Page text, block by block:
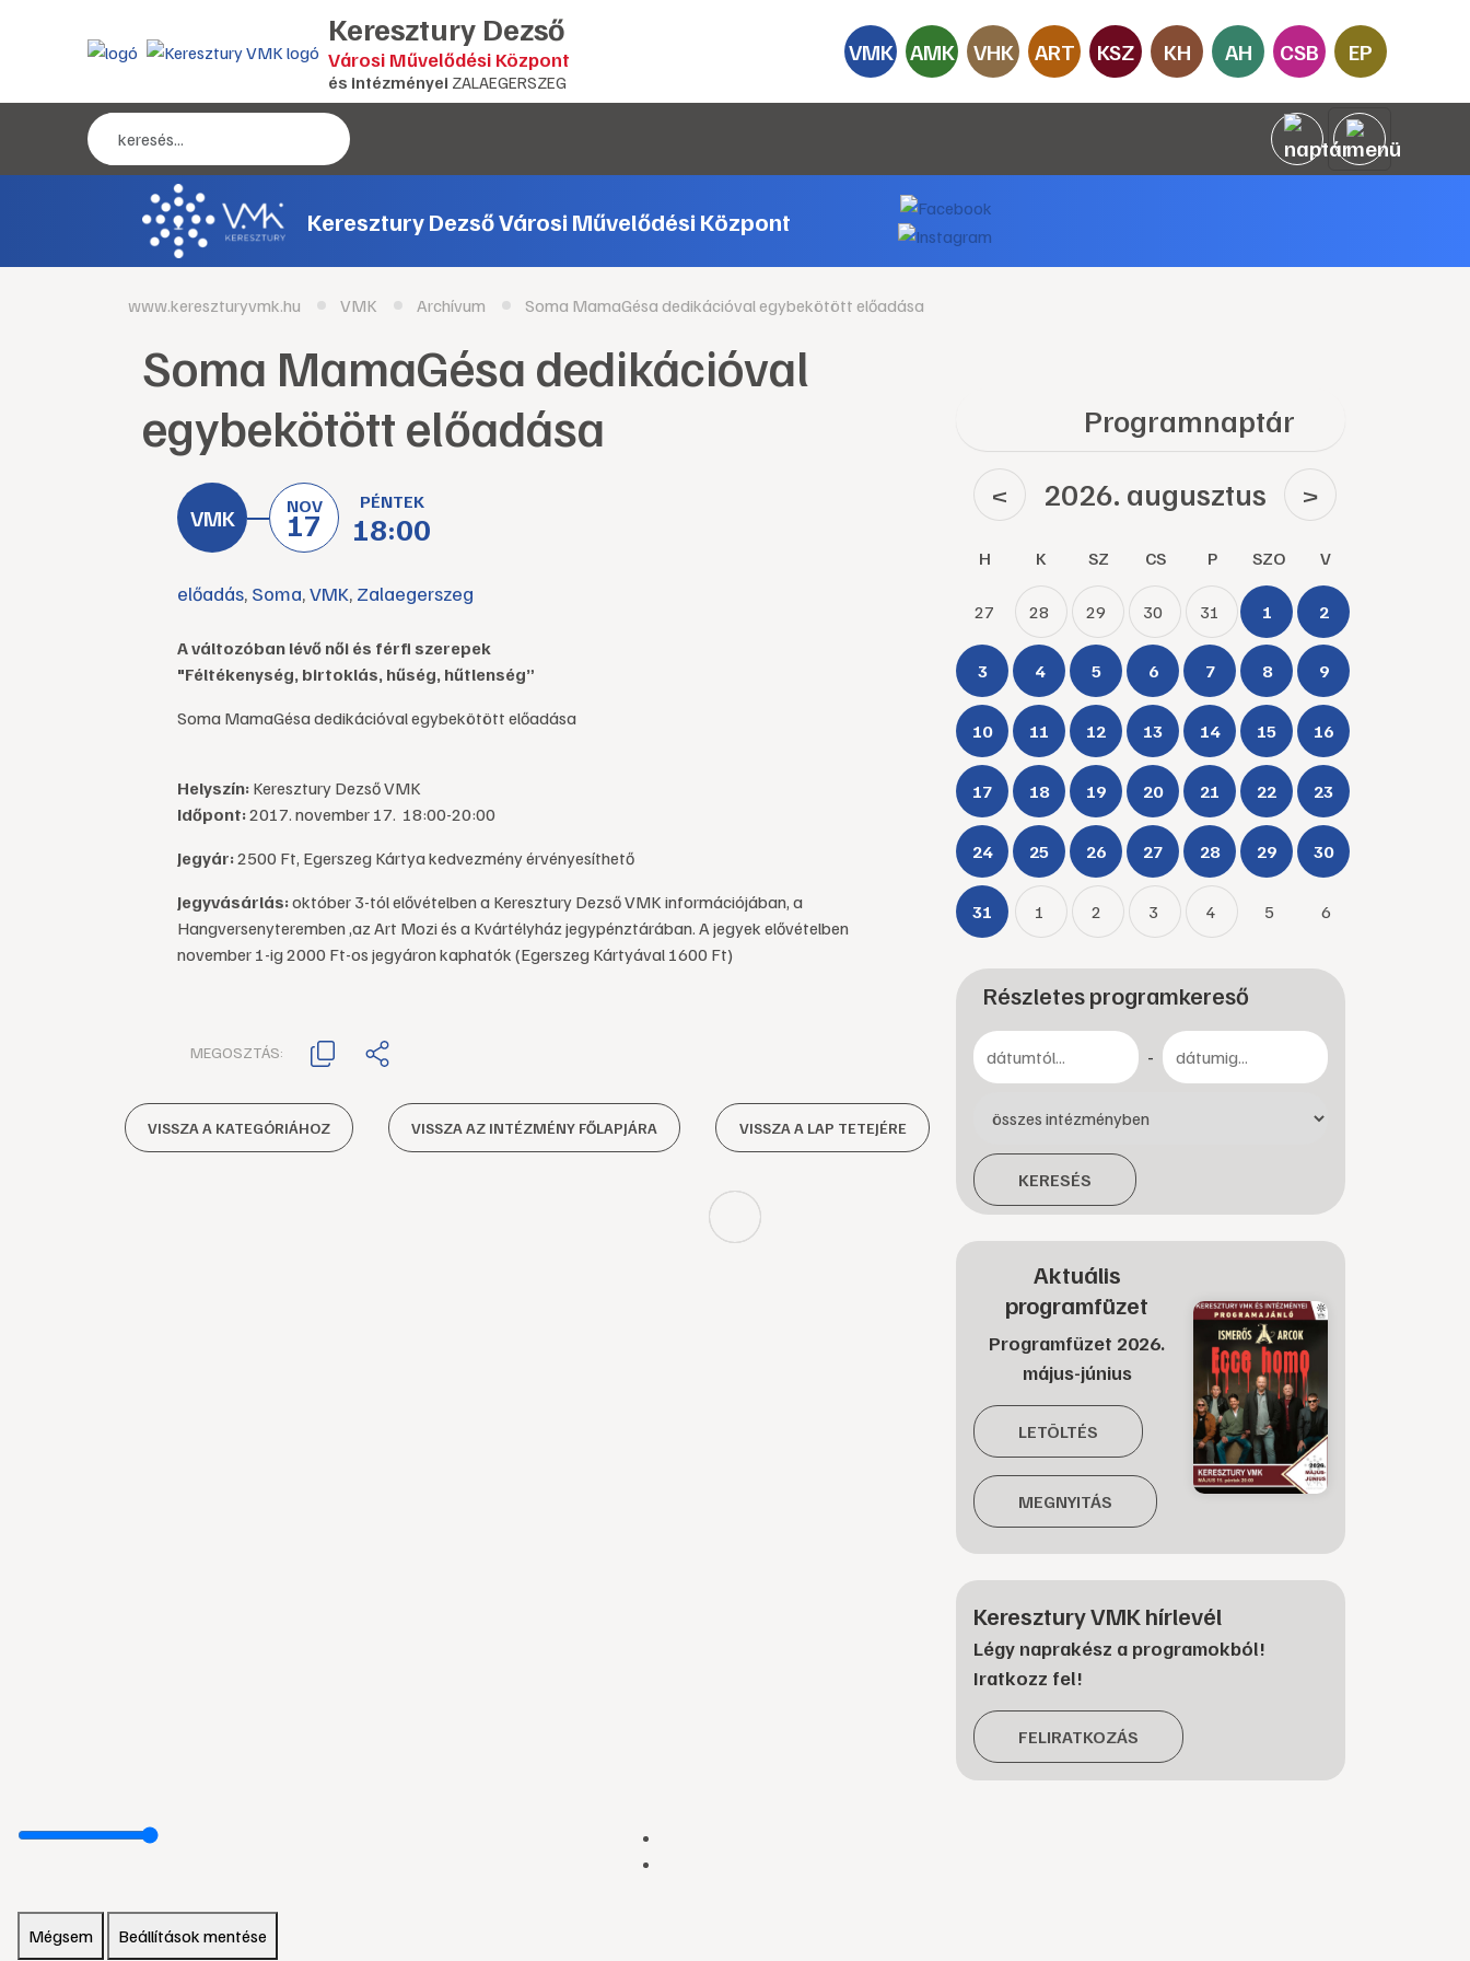
Keresztury Dezső
Városi Művelődési Központ
és intézményei ZALAEGERSZEG
VMK AMK VHK ART KSZ KH AH CSB EP
Keresztury Dezső Városi Művelődési Központ
www.kereszturyvmk.hu VMK Archívum Soma MamaGésa dedikációval egybekötött előadása
Soma MamaGésa dedikációval
egybekötött előadása
NOV
17
PÉNTEK
18:00
előadás, Soma,VMK, Zalaegerszeg
A változóban lévő női és férfi szerepek
"Féltékenység, birtoklás, hűség, hűtlenség”
Soma MamaGésa dedikációval egybekötött előadása
Helyszín: Keresztury Dezső VMK
Időpont:2017. november 17. 18:00-20:00
Jegyár:2500 Ft, Egerszeg Kártya kedvezmény érvényesíthető
Jegyvásárlás:október 3-tólelővételben a Keresztury Dezső VMK információjában, a
Hangversenyteremben ,az Art Mozi és a Kvártélyház jegypénztárában. A jegyek elővételben
november 1-ig 2000 Ft-os jegyáron kaphatók (Egerszeg Kártyával 1600 Ft)
MEGOSZTÁS:
VISSZA A KATEGÓRIÁHOZ VISSZA AZ INTÉZMÉNY FŐLAPJÁRA VISSZA A LAP TETEJÉRE
Programnaptár
< 2026. augusztus >
H K SZ CS P SZO V
27 28 29 30 31 1 2
3 4 5 6 7 8 9
10 11 12 13 14 15 16
17 18 19 20 21 22 23
24 25 26 27 28 29 30
31 1 2 3 4 5 6
Részletes programkereső
-
KERESÉS
Aktuális
programfüzet
Programfüzet 2026.
május-június
LETÖLTÉS
MEGNYITÁS
Keresztury VMK hírlevél
Légy naprakész a programokból!
Iratkozz fel!
FELIRATKOZÁS
Mégsem Beállítások mentése